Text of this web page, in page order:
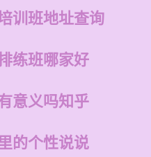
训班地址查询
练班哪家好
意义吗知乎
的个性说说